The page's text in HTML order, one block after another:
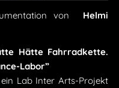
von Helmi
Hätte Fahrradkette.
Labor”
Lab Inter Arts-Projekt